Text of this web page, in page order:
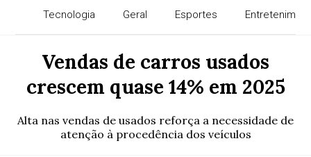
Tecnologia Geral Esportes
Vendas de carros usados
crescem quase 14% em 2025
Alta nas vendas de usados reforça a necessidade de
atenção à procedência dos veículos